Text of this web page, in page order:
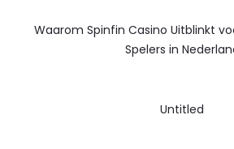
Waarom Spinfin Casino Uitblinkt
Spelers in
Untitled